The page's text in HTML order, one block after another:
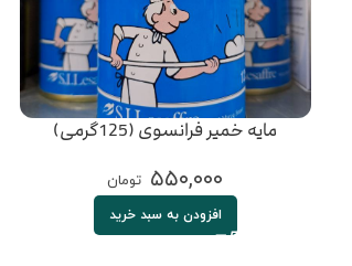
مایه خمیر فرانسوی (125گرمی)
۵۵۰,۰۰۰ تومان
افزودن به سبد خرید